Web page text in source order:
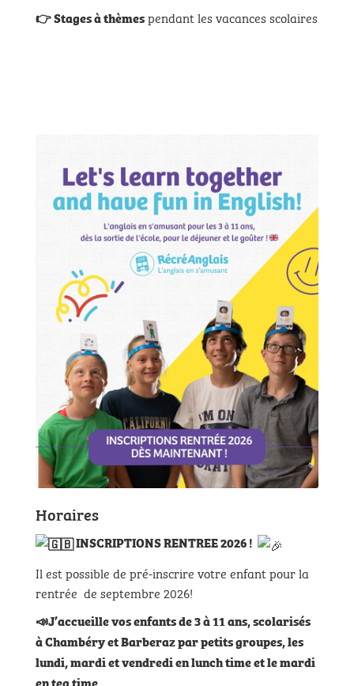
👉 Stages à thèmespendant les vacances scolaires
Horaires
INSCRIPTIONS RENTREE 2026 !
Il est possible de pré-inscrire votre enfant pour la
rentrée de septembre 2026!
📣J’accueille vos enfants de 3 à 11 ans, scolarisés
à Chambéry et Barberaz par petits groupes, les
lundi, mardi et vendredi en lunch time et le mardi
en tea time.